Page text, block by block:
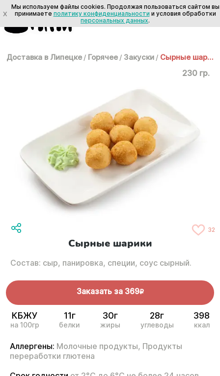
Доставка в Липецке / Горячее / Закуски / Сырные шарики
230 гр.
32
Сырные шарики
Состав: сыр, панировка, специи, соус сырный.
Заказать за 369R
КБЖУ
на 100гр
11г
белки
30г
жиры
28г
углеводы
398
ккал
Аллергены: Молочные продукты, Продукты
переработки глютена
X
Мы используем файлы cookies. Продолжая пользоваться сайтом вы
принимаете политику конфиденциальности и условия обработки
персональных данных.